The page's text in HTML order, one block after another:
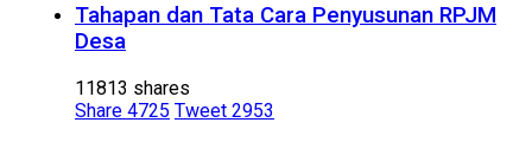
Tahapan dan Tata Cara Penyusunan RPJM
Desa
11813 shares
Share 4725 Tweet 2953